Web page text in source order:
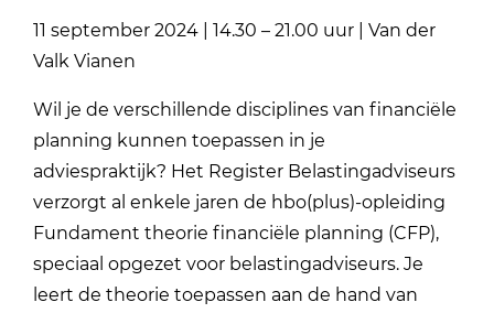
11 september 2024 | 14.30 – 21.00 uur | Van der
Valk Vianen
Wil je de verschillende disciplines van financiële
planning kunnen toepassen in je
adviespraktijk? Het Register Belastingadviseurs
verzorgt al enkele jaren de hbo(plus)-opleiding
Fundament theorie financiële planning (CFP),
speciaal opgezet voor belastingadviseurs. Je
leert de theorie toepassen aan de hand van